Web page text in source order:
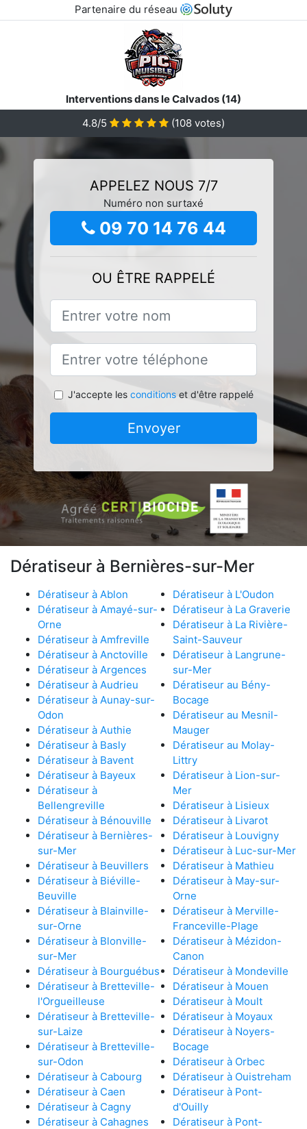
Partenaire du réseau
Interventions dans le Calvados (14)
4.8/5
(108 votes)
APPELEZ NOUS 7/7
Numéro non surtaxé
09 70 14 76 44
OU ÊTRE RAPPELÉ
J'accepte les conditionset d'être rappelé
Envoyer
Dératiseur à Bernières-sur-Mer
Dératiseur à Ablon
Dératiseur à Amayé-sur-
Orne
Dératiseur à Amfreville
Dératiseur à Anctoville
Dératiseur à Argences
Dératiseur à Audrieu
Dératiseur à Aunay-sur-
Odon
Dératiseur à Authie
Dératiseur à Basly
Dératiseur à Bavent
Dératiseur à Bayeux
Dératiseur à
Bellengreville
Dératiseur à Bénouville
Dératiseur à Bernières-
sur-Mer
Dératiseur à Beuvillers
Dératiseur à Biéville-
Beuville
Dératiseur à Blainville-
sur-Orne
Dératiseur à Blonville-
sur-Mer
Dératiseur à Bourguébus
Dératiseur à Bretteville-
l'Orgueilleuse
Dératiseur à Bretteville-
sur-Laize
Dératiseur à Bretteville-
sur-Odon
Dératiseur à Cabourg
Dératiseur à Caen
Dératiseur à Cagny
Dératiseur à Cahagnes
Dératiseur à L'Oudon
Dératiseur à La Graverie
Dératiseur à La Rivière-
Saint-Sauveur
Dératiseur à Langrune-
sur-Mer
Dératiseur au Bény-
Bocage
Dératiseur au Mesnil-
Mauger
Dératiseur au Molay-
Littry
Dératiseur à Lion-sur-
Mer
Dératiseur à Lisieux
Dératiseur à Livarot
Dératiseur à Louvigny
Dératiseur à Luc-sur-Mer
Dératiseur à Mathieu
Dératiseur à May-sur-
Orne
Dératiseur à Merville-
Franceville-Plage
Dératiseur à Mézidon-
Canon
Dératiseur à Mondeville
Dératiseur à Mouen
Dératiseur à Moult
Dératiseur à Moyaux
Dératiseur à Noyers-
Bocage
Dératiseur à Orbec
Dératiseur à Ouistreham
Dératiseur à Pont-
d'Ouilly
Dératiseur à Pont-